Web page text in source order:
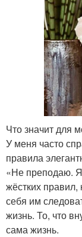
Что значит для
У меня часто
правила
«Не преподаю.
жёстких правил,
себя им
жизнь. То, что
сама жизнь.